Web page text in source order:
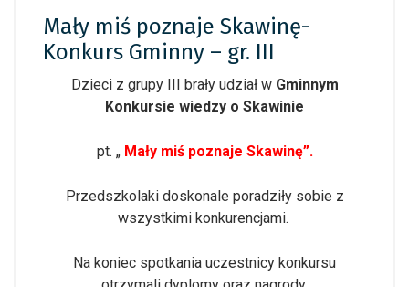
Mały miś poznaje Skawinę-
Konkurs Gminny – gr. III
Dzieci z grupy III brały udział w Gminnym
Konkursie wiedzy o Skawinie
pt. „Mały miś poznaje Skawinę”.
Przedszkolaki doskonale poradziły sobie z
wszystkimi konkurencjami.
Na koniec spotkania uczestnicy konkursu